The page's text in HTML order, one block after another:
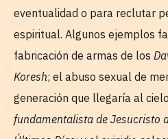
eventualidad o para reclutar
espiritual. Algunos ejemplos
fabricación de armas de los
Koresh; el abuso sexual de
generación que llegaría al
fundamentalista de Jesucristo